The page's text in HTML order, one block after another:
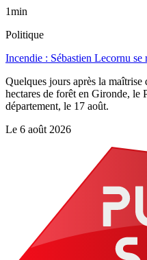
1min
Politique
Incendie : Sébastien Lecornu
Quelques jours après la
hectares de forêt en Gironde, le
département, le 17 août.
Le 6 août 2026